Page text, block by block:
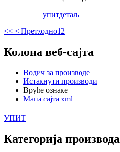
упитдетаљ
<< < Претходно1 2
Колона веб-сајта
Водич за производе
Истакнути производи
Вруће ознаке
Мапа сајта.xml
УПИТ
Категорија производа